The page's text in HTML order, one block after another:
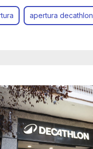
apertura decathlon